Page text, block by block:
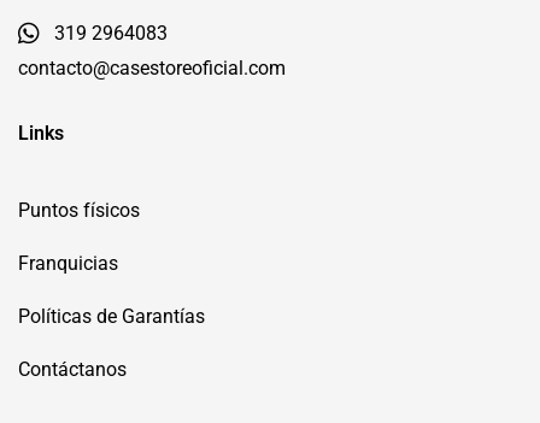
319 2964083
contacto@casestoreoficial.com
Links
Puntos físicos
Franquicias
Políticas de Garantías
Contáctanos